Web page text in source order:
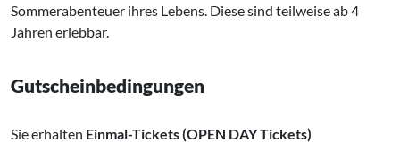
Sommerabenteuer ihres Lebens. Diese sind teilweise ab 4
Jahren erlebbar.
Gutscheinbedingungen
Sie erhalten Einmal-Tickets (OPEN DAY Tickets)